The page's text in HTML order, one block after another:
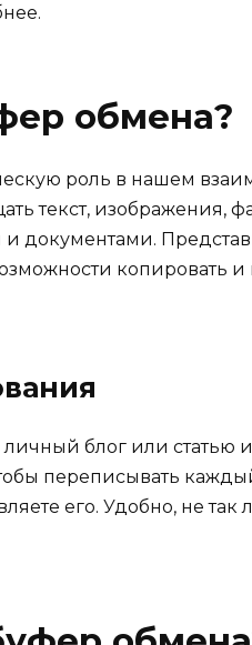
обмена?
роль в нашем
текст, изображения,
копировать
личный блог или статью
переписывать
его. Удобно, не так